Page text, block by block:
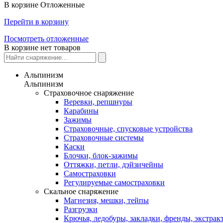
В корзине Отложенные
Перейти в корзину
Посмотреть отложенные
В корзине нет товаров
Альпинизм
Альпинизм
Страховочное снаряжение
Веревки, репшнуры
Карабины
Зажимы
Страховочные, спусковые устройства
Страховочные системы
Каски
Блочки, блок-зажимы
Оттяжки, петли, дэйзичейны
Самостраховки
Регулируемые самостраховки
Скальное снаряжение
Магнезия, мешки, тейпы
Разгрузки
Крючья, ледобуры, закладки, френды,